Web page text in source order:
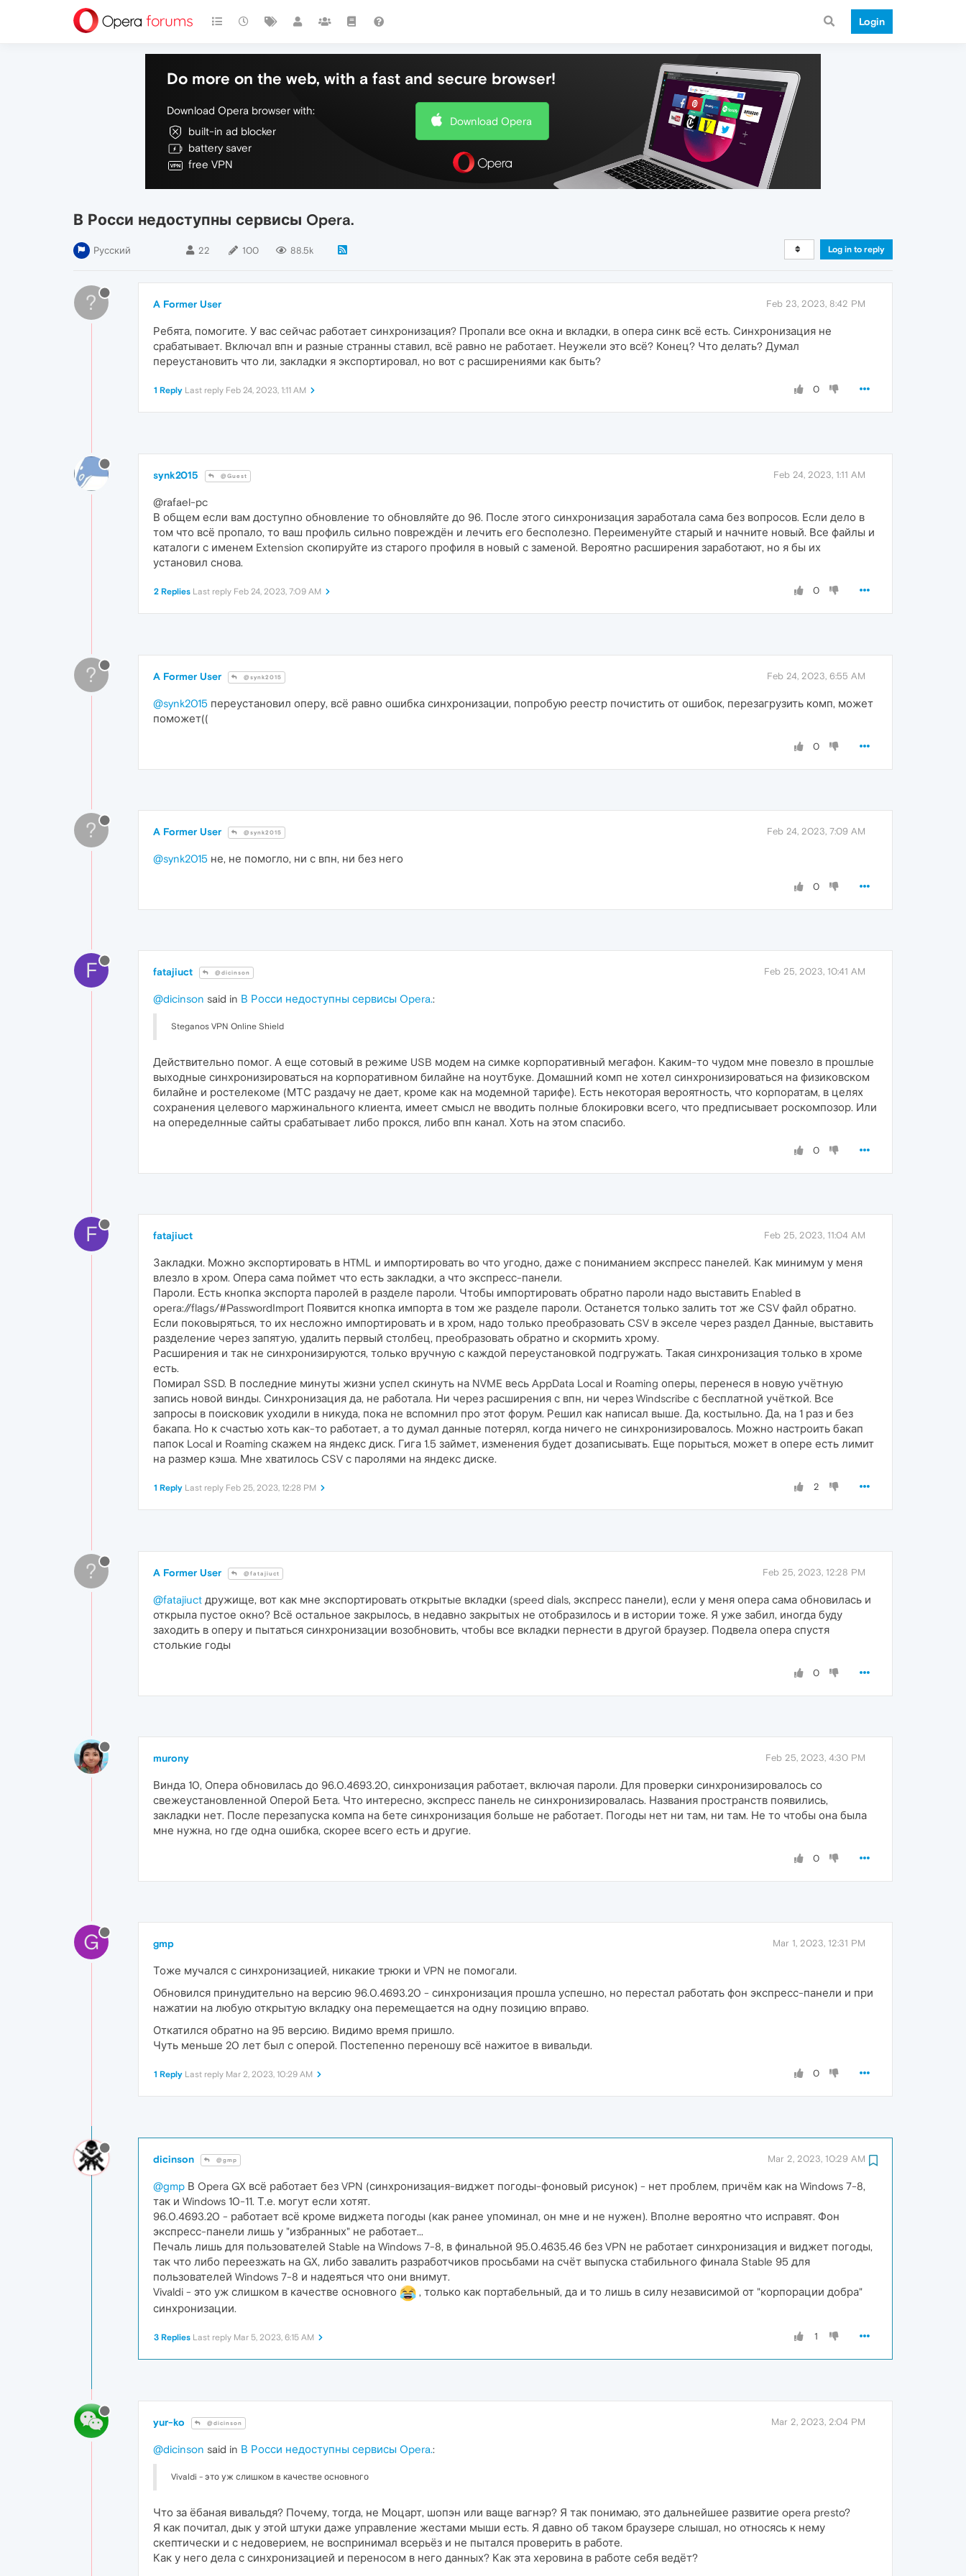
Login
Do more on the web, with a fast and secure browser!
Download Opera browser with:
built-in ad blocker
battery saver
free VPN
Download Opera
В Росси недоступны сервисы Opera.
Русский 22 100 88.5k Log in to reply
? A Former User Feb 23, 2023, 8:42 PM
Ребята, помогите. У вас сейчас работает синхронизация? Пропали все окна и вкладки, в опера синк всё есть. Синхронизация не
срабатывает. Включал впн и разные странны ставил, всё равно не работает. Неужели это всё? Конец? Что делать? Думал
переустановить что ли, закладки я экспортировал, но вот с расширениями как быть?
0
1 Reply Last reply Feb 24, 2023, 1:11 AM
synk2015 @Guest Feb 24, 2023, 1:11 AM
@rafael-pc
В общем если вам доступно обновление то обновляйте до 96. После этого синхронизация заработала сама без вопросов. Если дело в
том что всё пропало, то ваш профиль сильно повреждён и лечить его бесполезно. Переименуйте старый и начните новый. Все файлы и
каталоги с именем Extension скопируйте из старого профиля в новый с заменой. Вероятно расширения заработают, но я бы их
установил снова.
0
2 Replies Last reply Feb 24, 2023, 7:09 AM
? A Former User @synk2015 Feb 24, 2023, 6:55 AM
@synk2015 переустановил оперу, всё равно ошибка синхронизации, попробую реестр почистить от ошибок, перезагрузить комп, может
поможет((
0
? A Former User @synk2015 Feb 24, 2023, 7:09 AM
@synk2015 не, не помогло, ни с впн, ни без него
0
F fatajiuct @dicinson Feb 25, 2023, 10:41 AM
@dicinson said in В Росси недоступны сервисы Opera.:
Steganos VPN Online Shield
Действительно помог. А еще сотовый в режиме USB модем на симке корпоративный мегафон. Каким-то чудом мне повезло в прошлые
выходные синхронизироваться на корпоративном билайне на ноутбуке. Домашний комп не хотел синхронизироваться на физиковском
билайне и ростелекоме (МТС раздачу не дает, кроме как на модемной тарифе). Есть некоторая вероятность, что корпоратам, в целях
сохранения целевого маржинального клиента, имеет смысл не вводить полные блокировки всего, что предписывает роскомпозор. Или
на опеределнные сайты срабатывает либо прокся, либо впн канал. Хоть на этом спасибо.
0
F fatajiuct Feb 25, 2023, 11:04 AM
Закладки. Можно экспортировать в HTML и импортировать во что угодно, даже с пониманием экспресс панелей. Как минимум у меня
влезло в хром. Опера сама поймет что есть закладки, а что экспресс-панели.
Пароли. Есть кнопка экспорта паролей в разделе пароли. Чтобы импортировать обратно пароли надо выставить Enabled в
opera://flags/#PasswordImport Появится кнопка импорта в том же разделе пароли. Останется только залить тот же CSV файл обратно.
Если поковыряться, то их несложно импортировать и в хром, надо только преобразовать CSV в экселе через раздел Данные, выставить
разделение через запятую, удалить первый столбец, преобразовать обратно и скормить хрому.
Расширения и так не синхронизируются, только вручную с каждой переустановкой подгружать. Такая синхронизация только в хроме
есть.
Помирал SSD. В последние минуты жизни успел скинуть на NVME весь AppData Local и Roaming оперы, перенеся в новую учётную
запись новой винды. Синхронизация да, не работала. Ни через расширения с впн, ни через Windscribe с бесплатной учёткой. Все
запросы в поисковик уходили в никуда, пока не вспомнил про этот форум. Решил как написал выше. Да, костыльно. Да, на 1 раз и без
бакапа. Но к счастью хоть как-то работает, а то думал данные потерял, когда ничего не синхронизировалось. Можно настроить бакап
папок Local и Roaming скажем на яндекс диск. Гига 1.5 займет, изменения будет дозаписывать. Еще порыться, может в опере есть лимит
на размер кэша. Мне хватилось CSV с паролями на яндекс диске.
2
1 Reply Last reply Feb 25, 2023, 12:28 PM
? A Former User @fatajiuct Feb 25, 2023, 12:28 PM
@fatajiuct дружище, вот как мне экспортировать открытые вкладки (speed dials, экспресс панели), если у меня опера сама обновилась и
открыла пустое окно? Всё остальное закрылось, в недавно закрытых не отобразилось и в истории тоже. Я уже забил, иногда буду
заходить в оперу и пытаться синхронизации возобновить, чтобы все вкладки пернести в другой браузер. Подвела опера спустя
столькие годы
0
murony Feb 25, 2023, 4:30 PM
Винда 10, Опера обновилась до 96.0.4693.20, синхронизация работает, включая пароли. Для проверки синхронизировалось со
свежеустановленной Оперой Бета. Что интересно, экспресс панель не синхронизировалась. Названия пространств появились,
закладки нет. После перезапуска компа на бете синхронизация больше не работает. Погоды нет ни там, ни там. Не то чтобы она была
мне нужна, но где одна ошибка, скорее всего есть и другие.
0
G gmp Mar 1, 2023, 12:31 PM
Тоже мучался с синхронизацией, никакие трюки и VPN не помогали.
Обновился принудительно на версию 96.0.4693.20 - синхронизация прошла успешно, но перестал работать фон экспресс-панели и при
нажатии на любую открытую вкладку она перемещается на одну позицию вправо.
Откатился обратно на 95 версию. Видимо время пришло.
Чуть меньше 20 лет был с оперой. Постепенно переношу всё нажитое в вивальди.
0
1 Reply Last reply Mar 2, 2023, 10:29 AM
dicinson @gmp Mar 2, 2023, 10:29 AM
@gmp В Opera GX всё работает без VPN (синхронизация-виджет погоды-фоновый рисунок) - нет проблем, причём как на Windows 7-8,
так и Windows 10-11. Т.е. могут если хотят.
96.0.4693.20 - работает всё кроме виджета погоды (как ранее упоминал, он мне и не нужен). Вполне вероятно что исправят. Фон
экспресс-панели лишь у "избранных" не работает...
Печаль лишь для пользователей Stable на Windows 7-8, в финальной 95.0.4635.46 без VPN не работает синхронизация и виджет погоды,
так что либо переезжать на GX, либо завалить разработчиков просьбами на счёт выпуска стабильного финала Stable 95 для
пользователей Windows 7-8 и надеяться что они внимут.
Vivaldi - это уж слишком в качестве основного
, только как портабельный, да и то лишь в силу независимой от "корпорации добра"
синхронизации.
1
3 Replies Last reply Mar 5, 2023, 6:15 AM
yur-ko @dicinson Mar 2, 2023, 2:04 PM
@dicinson said in В Росси недоступны сервисы Opera.:
Vivaldi - это уж слишком в качестве основного
Что за ёбаная вивальдя? Почему, тогда, не Моцарт, шопэн или ваще вагнэр? Я так понимаю, это дальнейшее развитие opera presto?
Я как почитал, дык у этой штуки даже управление жестами мыши есть. Я давно об таком браузере слышал, но относясь к нему
скептически и с недоверием, не воспринимал всерьёз и не пытался проверить в работе.
Как у него дела с синхронизацией и переносом в него данных? Как эта херовина в работе себя ведёт?